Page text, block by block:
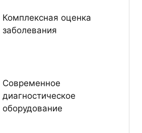
Комплексная оценка
заболевания
Современное
диагностическое
оборудование